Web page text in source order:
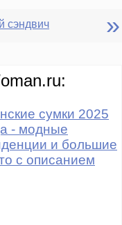
сэндвич »
сумки 2025
- модные
и большие
с описанием